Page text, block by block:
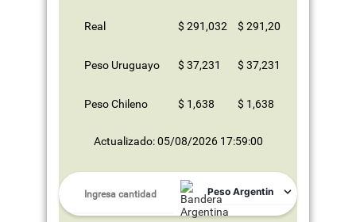
Real $ 291,032 $ 291,20
Peso Uruguayo $ 37,231 $ 37,231
Peso Chileno $ 1,638 $ 1,638
Actualizado: 05/08/2026 17:59:00